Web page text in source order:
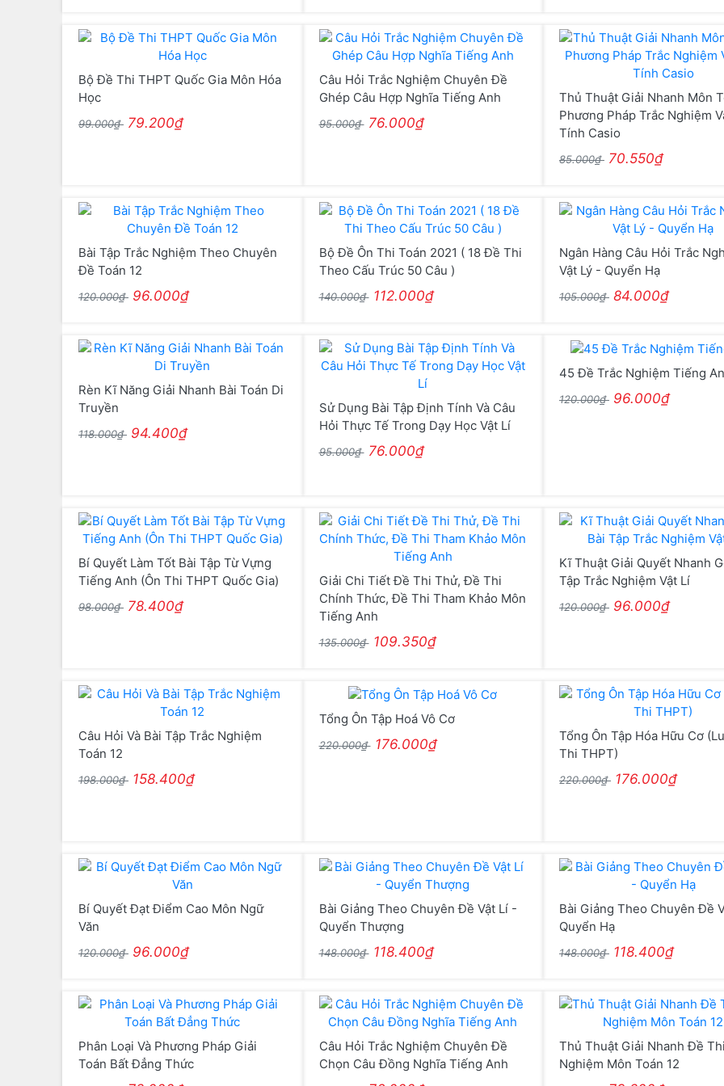
Bộ Đề Thi THPT Quốc Gia Môn Hóa
Học
99.000₫ 79.200₫
Câu Hỏi Trắc Nghiệm Chuyên Đề
Ghép Câu Hợp Nghĩa Tiếng Anh
95.000₫ 76.000₫
Thủ Thuật Giải Nhanh Môn
Phương Pháp Trắc Nghiệm
Tính Casio
85.000₫ 70.550₫
Bài Tập Trắc Nghiệm Theo Chuyên
Đề Toán 12
120.000₫ 96.000₫
Bộ Đề Ôn Thi Toán 2021 ( 18 Đề Thi
Theo Cấu Trúc 50 Câu )
140.000₫ 112.000₫
Ngân Hàng Câu Hỏi Trắc
Vật Lý - Quyển Hạ
105.000₫ 84.000₫
Rèn Kĩ Năng Giải Nhanh Bài Toán Di
Truyền
118.000₫ 94.400₫
Sử Dụng Bài Tập Định Tính Và Câu
Hỏi Thực Tế Trong Dạy Học Vật Lí
95.000₫ 76.000₫
45 Đề Trắc Nghiệm Tiếng
120.000₫ 96.000₫
Bí Quyết Làm Tốt Bài Tập Từ Vựng
Tiếng Anh (Ôn Thi THPT Quốc Gia)
98.000₫ 78.400₫
Giải Chi Tiết Đề Thi Thử, Đề Thi
Chính Thức, Đề Thi Tham Khảo Môn
Tiếng Anh
135.000₫ 109.350₫
Kĩ Thuật Giải Quyết Nhanh
Tập Trắc Nghiệm Vật Lí
120.000₫ 96.000₫
Câu Hỏi Và Bài Tập Trắc Nghiệm
Toán 12
198.000₫ 158.400₫
Tổng Ôn Tập Hoá Vô Cơ
220.000₫ 176.000₫
Tổng Ôn Tập Hóa Hữu Cơ
Thi THPT)
220.000₫ 176.000₫
Bí Quyết Đạt Điểm Cao Môn Ngữ
Văn
120.000₫ 96.000₫
Bài Giảng Theo Chuyên Đề Vật Lí -
Quyển Thượng
148.000₫ 118.400₫
Bài Giảng Theo Chuyên Đề
Quyển Hạ
148.000₫ 118.400₫
Phân Loại Và Phương Pháp Giải
Toán Bất Đẳng Thức
Câu Hỏi Trắc Nghiệm Chuyên Đề
Chọn Câu Đồng Nghĩa Tiếng Anh
Thủ Thuật Giải Nhanh Đề
Nghiệm Môn Toán 12